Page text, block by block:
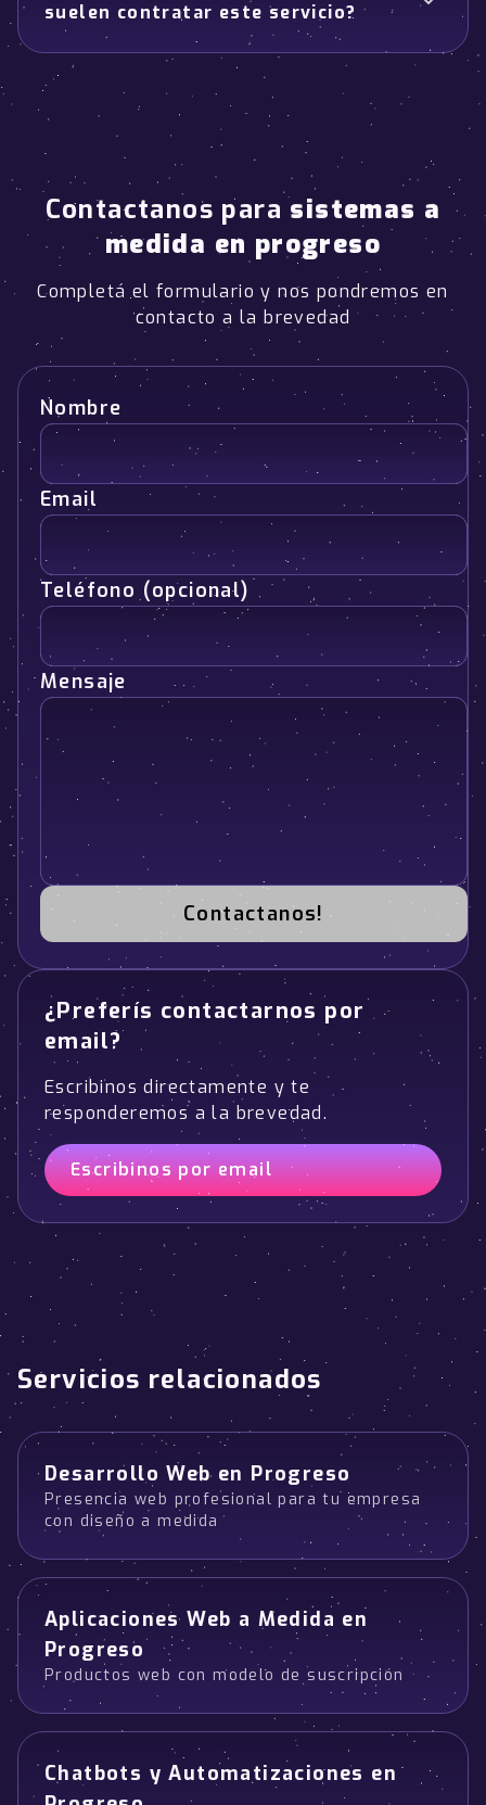
suelen contratar este servicio?
Contactanos parasistemas a
medida en progreso
Completá el formulario y nos pondremos en
contacto a la brevedad
Nombre
Email
Teléfono (opcional)
Mensaje
Contactanos!
¿Preferís contactarnos por
email?
Escribinos directamente y te
responderemos a la brevedad.
Escribinos por email
Servicios relacionados
Desarrollo Web en Progreso
Presencia web profesional para tu empresa
con diseño a medida
Aplicaciones Web a Medida en
Progreso
Productos web con modelo de suscripción
Chatbots y Automatizaciones en